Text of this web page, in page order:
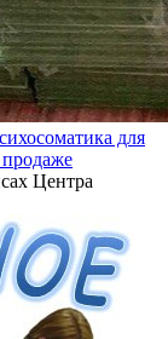
для
Центра